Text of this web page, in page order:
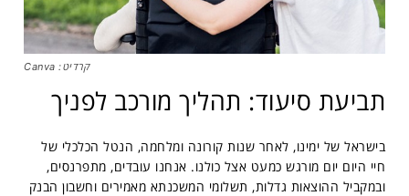
קרדיט: Canva
תביעת סיעוד: תהליך מורכב לפניך
בישראל של ימינו, לאחר שנות קורונה ומלחמה, הנטל הכלכלי של
חיי היום יום מורגש כמעט אצל כולנו. אנחנו עובדים, מתפרנסים,
ובמקביל ההוצאות גדלות, תשלומי המשכנתא מאמירים וחשבון הבנק